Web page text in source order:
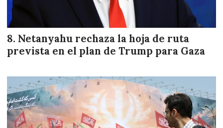
Netanyahu rechaza la hoja de ruta
prevista en el plan de Trump para Gaza